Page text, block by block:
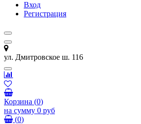
Вход
Регистрация
ул. Дмитровское ш. 116
Корзина (0)
на сумму 0 руб
(0)